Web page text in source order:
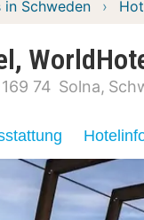
in Schweden
169 74 Solna